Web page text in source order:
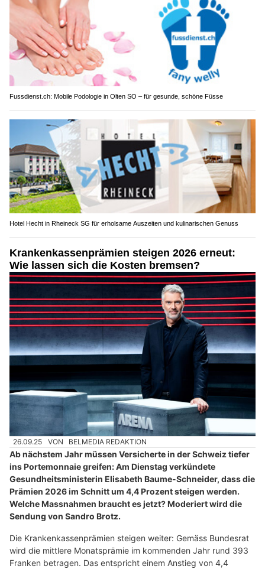
Fussdienst.ch: Mobile Podologie in Olten SO – für gesunde, schöne Füsse
Hotel Hecht in Rheineck SG für erholsame Auszeiten und kulinarischen Genuss
Krankenkassenprämien steigen 2026 erneut:
Wie lassen sich die Kosten bremsen?
26.09.25 VON BELMEDIA REDAKTION
Ab nächstem Jahr müssen Versicherte in der Schweiz tiefer
ins Portemonnaie greifen: Am Dienstag verkündete
Gesundheitsministerin Elisabeth Baume-Schneider, dass die
Prämien 2026 im Schnitt um 4,4 Prozent steigen werden.
Welche Massnahmen braucht es jetzt? Moderiert wird die
Sendung von Sandro Brotz.
Die Krankenkassenprämien steigen weiter: Gemäss Bundesrat
wird die mittlere Monatsprämie im kommenden Jahr rund 393
Franken betragen. Das entspricht einem Anstieg von 4,4